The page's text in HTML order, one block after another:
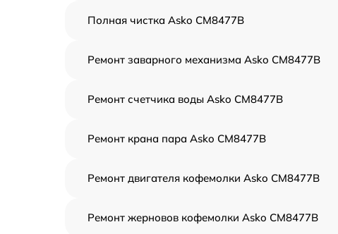
Полная чистка Asko CM8477B
Ремонт заварного механизма Asko CM8477B
Ремонт счетчика воды Asko CM8477B
Ремонт крана пара Asko CM8477B
Ремонт двигателя кофемолки Asko CM8477B
Ремонт жерновов кофемолки Asko CM8477B